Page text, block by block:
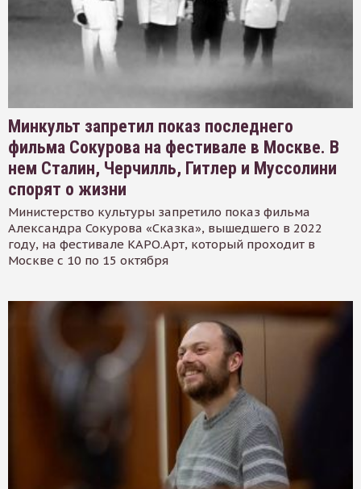
Минкульт запретил показ последнего
фильма Сокурова на фестивале в Москве. В
нем Сталин, Черчилль, Гитлер и Муссолини
спорят о жизни
Министерство культуры запретило показ фильма
Александра Сокурова «Сказка», вышедшего в 2022
году, на фестивале КАРО.Арт, который проходит в
Москве с 10 по 15 октября